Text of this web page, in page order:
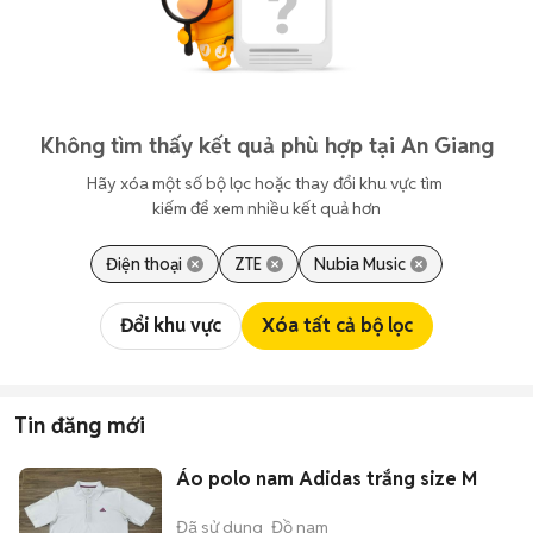
Không tìm thấy kết quả phù hợp tại An Giang
Hãy xóa một số bộ lọc hoặc thay đổi khu vực tìm
kiếm để xem nhiều kết quả hơn
Điện thoại ZTE Nubia Music
Đổi khu vực Xóa tất cả bộ lọc
Tin đăng mới
Áo polo nam Adidas trắng size M
Đã sử dụng Đồ nam